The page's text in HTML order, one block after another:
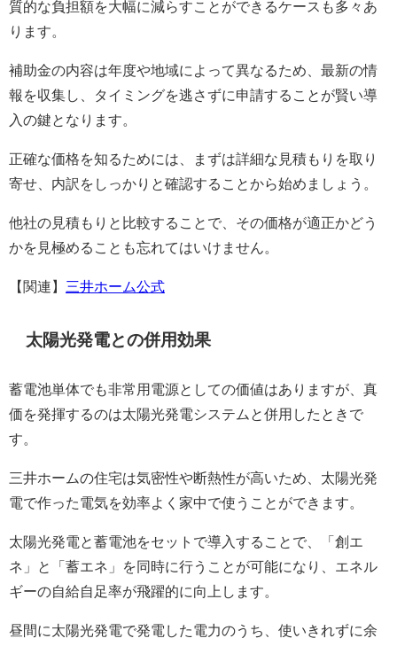
質的な負担額を大幅に減らすことができるケースも多々あ
ります。
補助金の内容は年度や地域によって異なるため、最新の情
報を収集し、タイミングを逃さずに申請することが賢い導
入の鍵となります。
正確な価格を知るためには、まずは詳細な見積もりを取り
寄せ、内訳をしっかりと確認することから始めましょう。
他社の見積もりと比較することで、その価格が適正かどう
かを見極めることも忘れてはいけません。
【関連】 三井ホーム公式
太陽光発電との併用効果
蓄電池単体でも非常用電源としての価値はありますが、真
価を発揮するのは太陽光発電システムと併用したときで
す。
三井ホームの住宅は気密性や断熱性が高いため、太陽光発
電で作った電気を効率よく家中で使うことができます。
太陽光発電と蓄電池をセットで導入することで、「創エ
ネ」と「蓄エネ」を同時に行うことが可能になり、エネル
ギーの自給自足率が飛躍的に向上します。
昼間に太陽光発電で発電した電力のうち、使いきれずに余